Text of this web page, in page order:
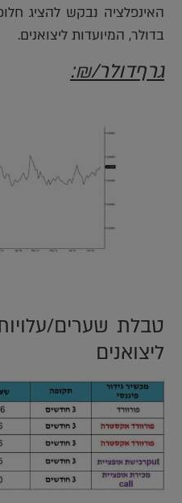
האינפלציה נבקש להציג
בדולר, המיועדות ליצואנים.
גרףדולר/₪:
טבלת שערים/
ליצואנים